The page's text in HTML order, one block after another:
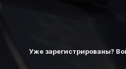
Уже зарегистрированы?